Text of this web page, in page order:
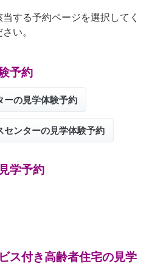
する予約ページを選択してく
い。
予約
ーの見学体験予約
ンターの見学体験予約
学予約
ス付き高齢者住宅の見学